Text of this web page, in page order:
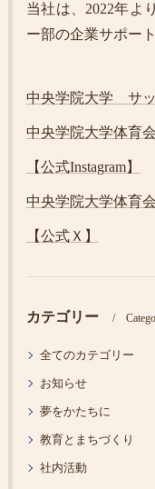
当社は、2022年よ
ー部の企業サポー
中央学院大学 サ
中央学院大学体育
【公式Instagram】
中央学院大学体育
【公式Ｘ】
カテゴリー
全てのカテゴリー
お知らせ
夢をかたちに
教育とまちづくり
社内活動